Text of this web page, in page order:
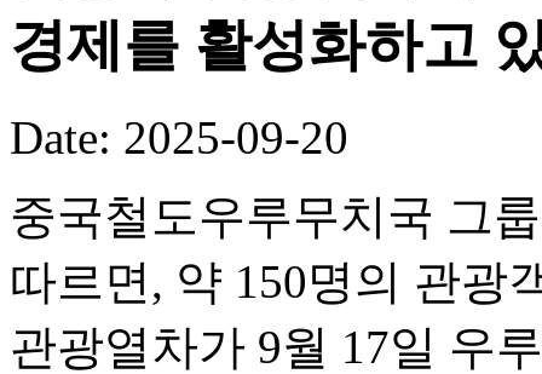
경제를 활성화하고
Date: 2025-09-20
중국철도우루무치국 그
따르면, 약 150명의 관광
관광열차가 9월 17일 우